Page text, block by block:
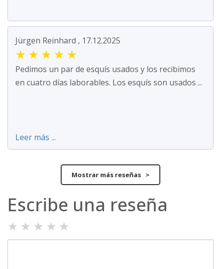
Jürgen Reinhard , 17.12.2025
★ ★ ★ ★ ★
Pedimos un par de esquís usados y los recibimos
en cuatro días laborables. Los esquís son usados ...
Leer más ...
Mostrar más reseñas >
Escribe una reseña
★ ★ ★ ★ ★